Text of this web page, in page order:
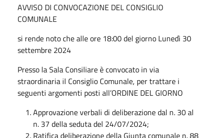
AVVISO DI CONVOCAZIONE DEL CONSIGLIO
COMUNALE
si rende noto che alle ore 18:00 del giorno Lunedì 30
settembre 2024
Presso la Sala Consiliare è convocato in via
straordinaria il Consiglio Comunale, per trattare i
seguenti argomenti posti all’ORDINE DEL GIORNO
Approvazione verbali di deliberazione dal n. 30 al
n. 37 della seduta del 24/07/2024;
Ratifica deliberazione della Giunta comunale n. 88